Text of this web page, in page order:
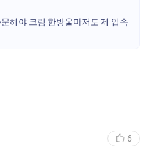
예술이에요 힌번은 꼭 먹어봐야 할
겠어요
해야 크림 한방울마저도 제 입속
6